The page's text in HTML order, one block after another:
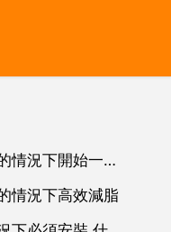
如何在沒有感情基礎的情況下開始一段異地戀？
情況下高效減脂